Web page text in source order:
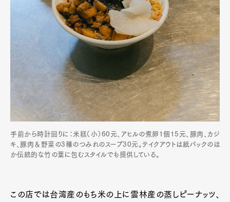
手前から時計回りに：米糕（小）60元、アヒルの煮卵1個15元、豚肉、カジ
キ、豚肉＆野菜の3種のつみれのスープ30元。テイクアウトは紙パックのほ
か伝統的な竹の葉に包むスタイルでも提供している。
この店では台湾産のもち米の上に雲林産の蒸しピーナッツ、